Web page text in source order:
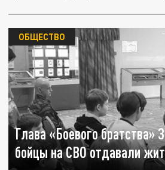
Глава «Боевого братства»
бойцы на СВО отдавали
ОБЩЕСТВО